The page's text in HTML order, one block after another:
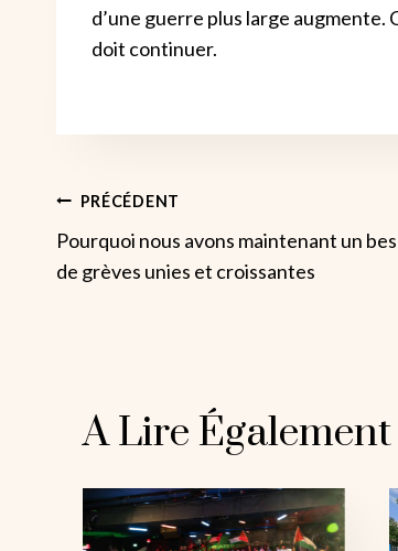
d’une guerre plus large augmente.
doit continuer.
Navigation
De
PRÉCÉDENT
Pourquoi nous avons maintenant un
de grèves unies et croissantes
A Lire Également